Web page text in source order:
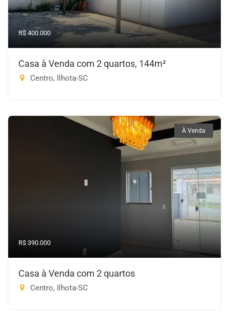
R$ 400.000
Casa à Venda com 2 quartos, 144m²
Centro, Ilhota-SC
À Venda
R$ 390.000
Casa à Venda com 2 quartos
Centro, Ilhota-SC